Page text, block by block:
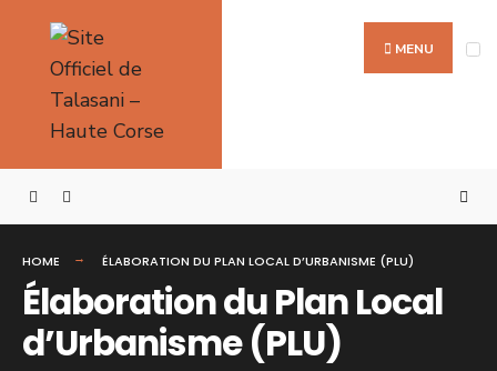
MENU
HOME ÉLABORATION DU PLAN LOCAL D’URBANISME (PLU)
Élaboration du Plan Local
d’Urbanisme (PLU)